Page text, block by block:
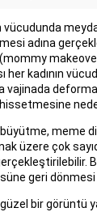
vücudunda
adına
makeover)
her kadının
vajinada
meme
üzere çok
geri dönmesi
bir görüntü